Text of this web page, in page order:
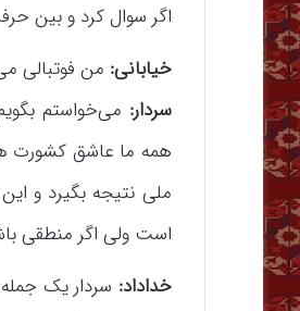
اگر سوال کرد و بین
خیابانی: من فوتبالی
سردار: می‌خواستم
همه ما عاشق کشورت
ملی نتیجه بگیرد و
است ولی اگر منطقی
خداداد: سردار یک